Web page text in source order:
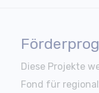
Diese Projekte
Fond für